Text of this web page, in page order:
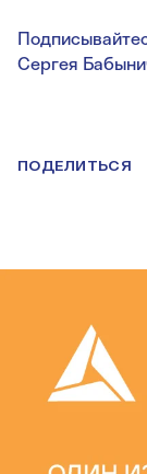
Сергея
ПОДЕЛИТЬСЯ